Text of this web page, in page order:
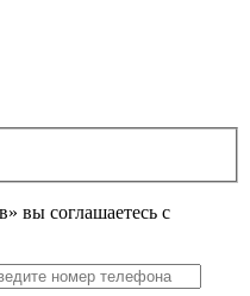
вы соглашаетесь с